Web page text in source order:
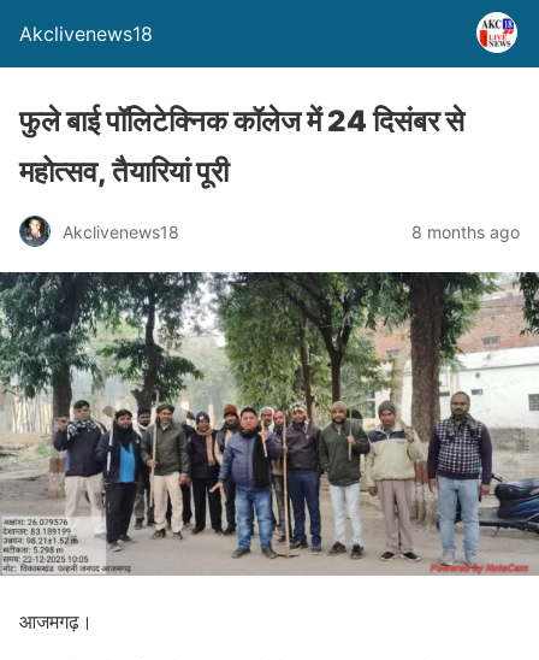
Akclivenews18
फुले बाई पॉलिटेक्निक कॉलेज में 24 दिसंबर से
महोत्सव, तैयारियां पूरी
Akclivenews18 8 months ago
आजमगढ़।